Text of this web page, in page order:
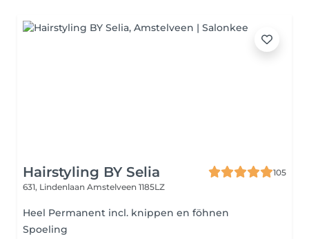
Hairstyling BY Selia
105
631, Lindenlaan Amstelveen 1185LZ
Heel Permanent incl. knippen en föhnen
Spoeling